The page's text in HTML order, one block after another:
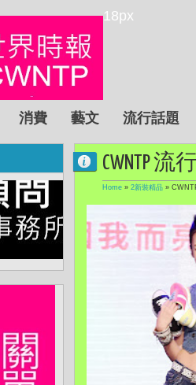
18px
消費 藝文 流行話題
CWNTP 流
Home » 2新裝精品 »